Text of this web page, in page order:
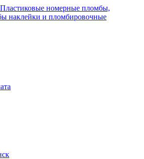
номерные пломбы,
наклейки и пломбировочные